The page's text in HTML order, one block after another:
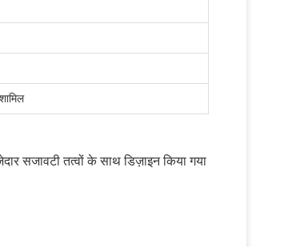
सजावटी तत्वों के साथ डिज़ाइन किया गया